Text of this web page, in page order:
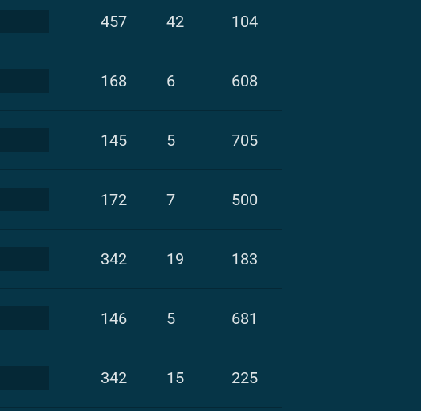
457 42 104
168 6 608
145 5 705
172 7 500
342 19 183
146 5 681
342 15 225